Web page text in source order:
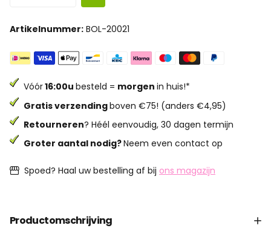
Artikelnummer: BOL-20021
Vóór16:00u besteld = morgen in huis!*
Gratis verzendingboven €75! (anders €4,95)
Retourneren? Héél eenvoudig, 30 dagen termijn
Groter aantal nodig?Neem even contact op
Spoed? Haal uw bestelling af bij ons magazijn
Productomschrijving